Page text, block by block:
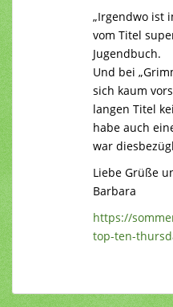
„Irgendwo ist
vom Titel
Jugendbuch.
Und bei
sich kaum
langen Titel
habe auch
war
Liebe Grüße
Barbara
https://
top-ten-